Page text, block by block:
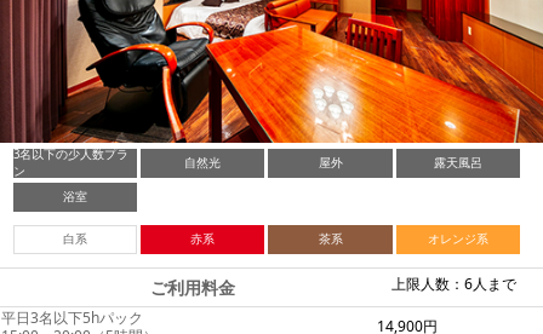
3名以下の少人数プラ
ン
自然光 屋外 露天風呂
浴室
白系 赤系 茶系 オレンジ系
上限人数：6人まで
ご利用料金
平日3名以下5hパック
14,900円